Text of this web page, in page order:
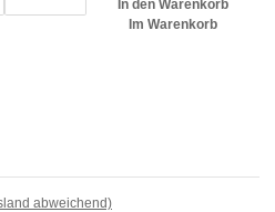
In den Warenkorb
Im Warenkorb
abweichend)